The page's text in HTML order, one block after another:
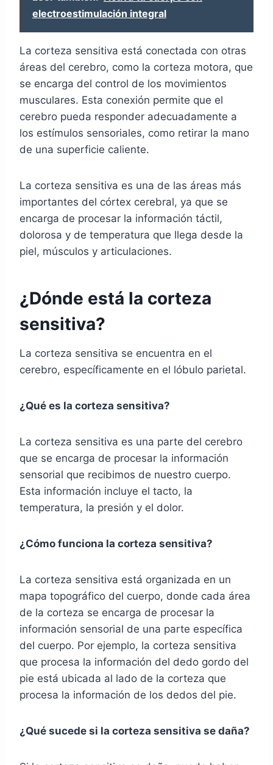
electroestimulación integral
La corteza sensitiva está conectada con otras
áreas del cerebro, como la corteza motora, que
se encarga del control de los movimientos
musculares. Esta conexión permite que el
cerebro pueda responder adecuadamente a
los estímulos sensoriales, como retirar la mano
de una superficie caliente.
La corteza sensitiva es una de las áreas más
importantes del córtex cerebral, ya que se
encarga de procesar la información táctil,
dolorosa y de temperatura que llega desde la
piel, músculos y articulaciones.
¿Dónde está la corteza
sensitiva?
La corteza sensitiva se encuentra en el
cerebro, específicamente en el lóbulo parietal.
¿Qué es la corteza sensitiva?
La corteza sensitiva es una parte del cerebro
que se encarga de procesar la información
sensorial que recibimos de nuestro cuerpo.
Esta información incluye el tacto, la
temperatura, la presión y el dolor.
¿Cómo funciona la corteza sensitiva?
La corteza sensitiva está organizada en un
mapa topográfico del cuerpo, donde cada área
de la corteza se encarga de procesar la
información sensorial de una parte específica
del cuerpo. Por ejemplo, la corteza sensitiva
que procesa la información del dedo gordo del
pie está ubicada al lado de la corteza que
procesa la información de los dedos del pie.
¿Qué sucede si la corteza sensitiva se daña?